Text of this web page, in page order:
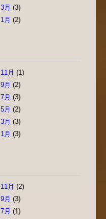
3月 (3)
1月 (2)
11月 (1)
9月 (2)
7月 (3)
5月 (2)
3月 (3)
1月 (3)
11月 (2)
9月 (3)
7月 (1)